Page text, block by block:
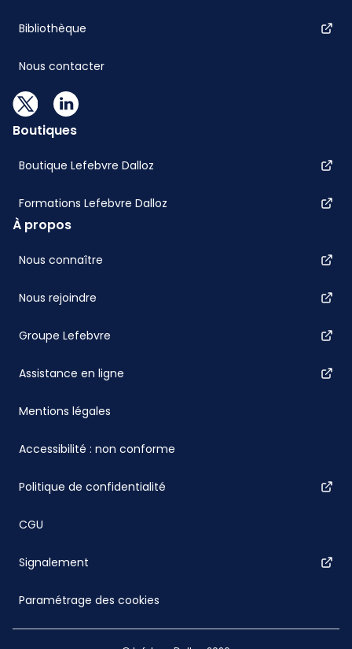
Bibliothèque
Nous contacter
Boutiques
Boutique Lefebvre Dalloz
Formations Lefebvre Dalloz
À propos
Nous connaître
Nous rejoindre
Groupe Lefebvre
Assistance en ligne
Mentions légales
Accessibilité : non conforme
Politique de confidentialité
CGU
Signalement
Paramétrage des cookies